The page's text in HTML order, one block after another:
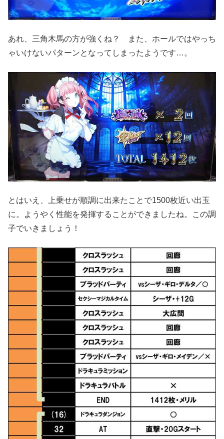
あれ、三角木馬の方が強くね？ また、ホールではやっち
ゃいけないパターンとなってしまったようです…。
とはいえ、上乗せが順調に出来たことで1500枚近い出玉
に。ようやく性能を発揮することができましたね。この調
子でいきましょう！